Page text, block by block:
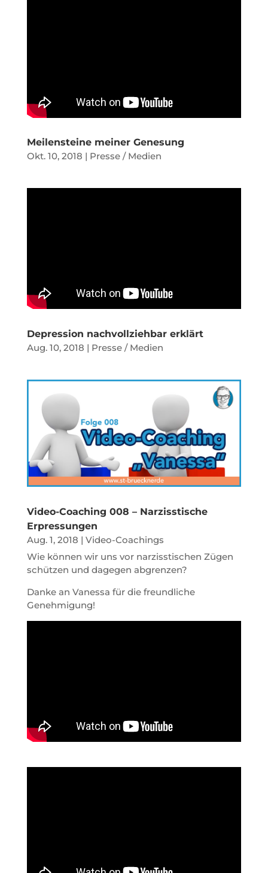
Meilensteine meiner Genesung
Okt. 10, 2018 | Presse / Medien
Depression nachvollziehbar erklärt
Aug. 10, 2018 | Presse / Medien
Video-Coaching 008 – Narzisstische
Erpressungen
Aug. 1, 2018 | Video-Coachings
Wie können wir uns vor narzisstischen Zügen
schützen und dagegen abgrenzen?
Danke an Vanessa für die freundliche
Genehmigung!